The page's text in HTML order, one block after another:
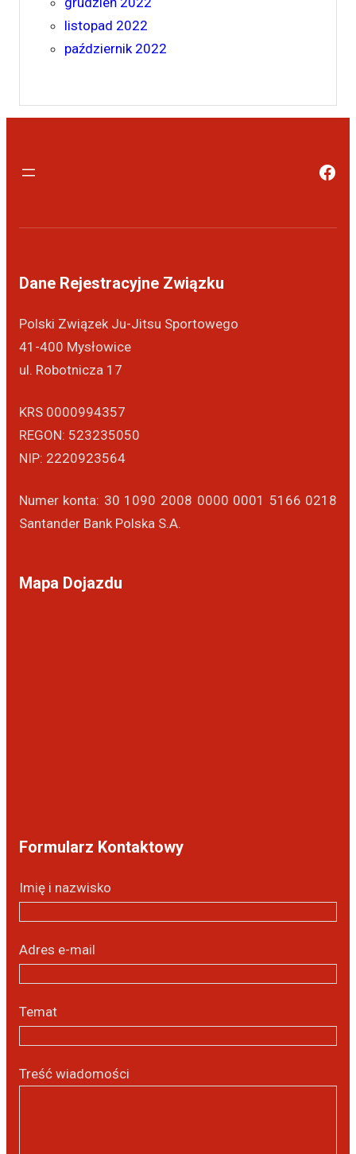
listopad 2022
październik 2022
Dane Rejestracyjne Związku
Polski Związek Ju-Jitsu Sportowego
41-400 Mysłowice
ul. Robotnicza 17
KRS 0000994357
REGON: 523235050
NIP: 2220923564
Numer konta: 30 1090 2008 0000 0001 5166 0218
Santander Bank Polska S.A.
Mapa Dojazdu
Formularz Kontaktowy
Imię i nazwisko
Adres e-mail
Temat
Treść wiadomości